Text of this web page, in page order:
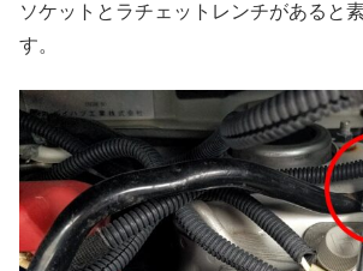
ソケットとラチェットレンチがあると
す。